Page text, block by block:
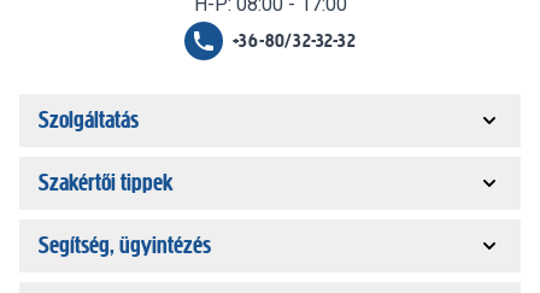
+36-80/32-32-32
Szolgáltatás
Szakértői tippek
Segítség, ügyintézés